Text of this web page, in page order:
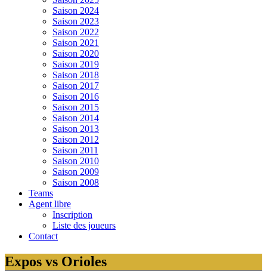
Saison 2024
Saison 2023
Saison 2022
Saison 2021
Saison 2020
Saison 2019
Saison 2018
Saison 2017
Saison 2016
Saison 2015
Saison 2014
Saison 2013
Saison 2012
Saison 2011
Saison 2010
Saison 2009
Saison 2008
Teams
Agent libre
Inscription
Liste des joueurs
Contact
Expos vs Orioles